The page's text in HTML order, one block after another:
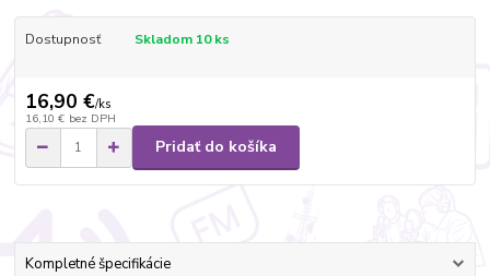
Dostupnosť Skladom 10 ks
16,90 €/ks
16,10 € bez DPH
Pridať do košíka
Kompletné špecifikácie